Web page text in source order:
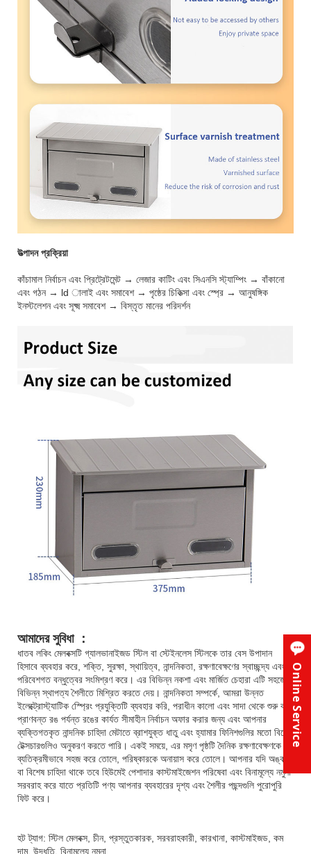
উত্পাদন প্রক্রিয়া
কাঁচামাল নির্বাচন এবং প্রিট্রেটমেন্ট → লেজার কাটিং এবং সিএনসি স্ট্যাম্পিং → বাঁকানো
এবং গঠন → ld ালাই এবং সমাবেশ → পৃষ্ঠের চিকিত্সা এবং স্প্রে → আনুষঙ্গিক
ইনস্টলেশন এবং সূক্ষ্ম সমাবেশ → বিস্তৃত মানের পরিদর্শন
আমাদের সুবিধা ：
ধাতব লকিং মেলবক্সটি গ্যালভানাইজড স্টিল বা স্টেইনলেস স্টিলকে তার বেস উপাদান
হিসাবে ব্যবহার করে, শক্তি, সুরক্ষা, স্থায়িত্ব, নান্দনিকতা, রক্ষণাবেক্ষণের স্বাচ্ছন্দ্য এবং
পরিবেশগত বন্ধুত্বের সংমিশ্রণ করে। এর বিভিন্ন নকশা এবং মার্জিত চেহারা এটি সহজেই
বিভিন্ন স্থাপত্য শৈলীতে মিশ্রিত করতে দেয়। নান্দনিকতা সম্পর্কে, আমরা উন্নত
ইলেক্ট্রোস্ট্যাটিক স্প্রেিং প্রযুক্তিটি ব্যবহার করি, পরাধীন কালো এবং সাদা থেকে শুরু করে
প্রাণবন্ত রঙ পর্যন্ত রঙের কার্যত সীমাহীন নির্বাচন অফার করার জন্য এবং আপনার
ব্যক্তিগতকৃত নান্দনিক চাহিদা মেটাতে ব্রাশযুক্ত ধাতু এবং হ্যামার ফিনিশগুলির মতো বিশেষ
টেক্সচারগুলিও অনুকরণ করতে পারি। একই সময়ে, এর মসৃণ পৃষ্ঠটি দৈনিক রক্ষণাবেক্ষণকে
ব্যতিক্রমীভাবে সহজ করে তোলে, পরিষ্কারকে অনায়াস করে তোলে। আপনার যদি অঙ্কন
বা বিশেষ চাহিদা থাকে তবে হিউমেই পেশাদার কাস্টমাইজেশন পরিষেবা এবং বিনামূল্যে নমুনা
সরবরাহ করে যাতে প্রতিটি পণ্য আপনার ব্যবহারের দৃশ্য এবং শৈলীর পছন্দগুলি পুরোপুরি
ফিট করে।
হট ট্যাগ: স্টিল মেলবক্স, চীন, প্রস্তুতকারক, সরবরাহকারী, কারখানা, কাস্টমাইজড, কম
দাম, উদ্ধৃতি, বিনামূল্যে নমুনা
Online Service